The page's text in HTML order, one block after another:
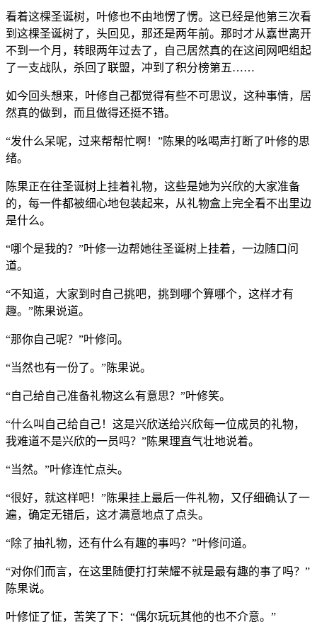
看着这棵圣诞树，叶修也不由地愣了愣。这已经是他第三次看
到这棵圣诞树了，头回见，那还是两年前。那时才从嘉世离开
不到一个月，转眼两年过去了，自己居然真的在这间网吧组起
了一支战队，杀回了联盟，冲到了积分榜第五……
如今回头想来，叶修自己都觉得有些不可思议，这种事情，居
然真的做到，而且做得还挺不错。
“发什么呆呢，过来帮帮忙啊！”陈果的吆喝声打断了叶修的思
绪。
陈果正在往圣诞树上挂着礼物，这些是她为兴欣的大家准备
的，每一件都被细心地包装起来，从礼物盒上完全看不出里边
是什么。
“哪个是我的？”叶修一边帮她往圣诞树上挂着，一边随口问
道。
“不知道，大家到时自己挑吧，挑到哪个算哪个，这样才有
趣。”陈果说道。
“那你自己呢？”叶修问。
“当然也有一份了。”陈果说。
“自己给自己准备礼物这么有意思？”叶修笑。
“什么叫自己给自己！这是兴欣送给兴欣每一位成员的礼物，
我难道不是兴欣的一员吗？”陈果理直气壮地说着。
“当然。”叶修连忙点头。
“很好，就这样吧！”陈果挂上最后一件礼物，又仔细确认了一
遍，确定无错后，这才满意地点了点头。
“除了抽礼物，还有什么有趣的事吗？”叶修问道。
“对你们而言，在这里随便打打荣耀不就是最有趣的事了吗？”
陈果说。
叶修怔了怔，苦笑了下：“偶尔玩玩其他的也不介意。”